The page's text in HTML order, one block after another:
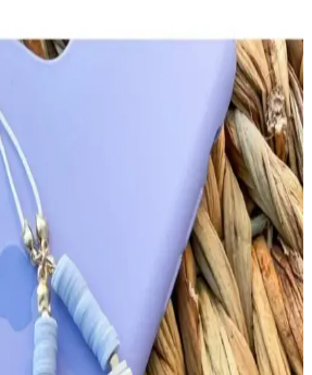
arasında popüler olup, dayanıklı ve
ve şekil teknikleriyle özgün takılar
kullanım ve kişisel tarz için ideal
Kolye Modelleri: Yaratıcılığı
Malzemesi
takı tasarımlarında kullanılır.
seçenekleriyle özgün ve dayanıklı kolye
Kolye: El Yapımı Zarif ve